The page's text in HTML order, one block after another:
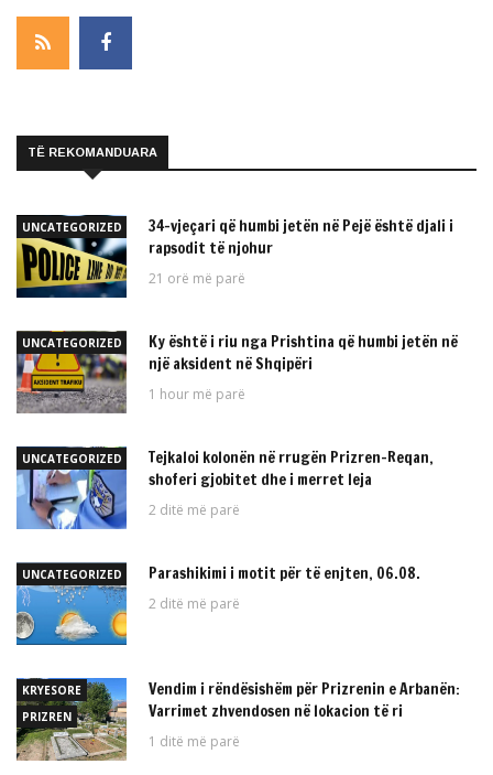
TË REKOMANDUARA
UNCATEGORIZED
34-vjeçari që humbi jetën në Pejë është djali i
rapsodit të njohur
21 orë më parë
UNCATEGORIZED
Ky është i riu nga Prishtina që humbi jetën në
një aksident në Shqipëri
1 hour më parë
UNCATEGORIZED
Tejkaloi kolonën në rrugën Prizren-Reqan,
shoferi gjobitet dhe i merret leja
2 ditë më parë
UNCATEGORIZED Parashikimi i motit për të enjten, 06.08.
2 ditë më parë
KRYESORE
PRIZREN
Vendim i rëndësishëm për Prizrenin e Arbanën:
Varrimet zhvendosen në lokacion të ri
1 ditë më parë